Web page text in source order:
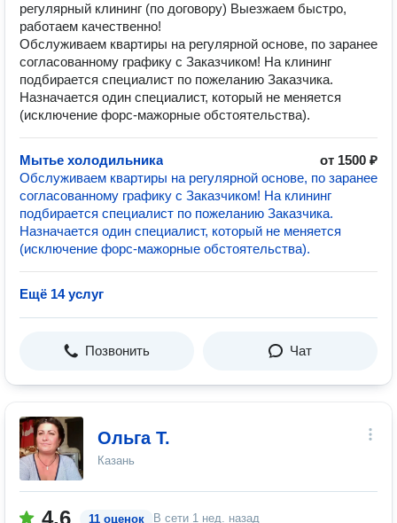
регулярный клининг (по договору) Выезжаем быстро,
работаем качественно!
Обслуживаем квартиры на регулярной основе, по заранее
согласованному графику с Заказчиком! На клининг
подбирается специалист по пожеланию Заказчика.
Назначается один специалист, который не меняется
(исключение форс-мажорные обстоятельства).
Мытье холодильника
от 1500 ₽
Обслуживаем квартиры на регулярной основе, по заранее
согласованному графику с Заказчиком! На клининг
подбирается специалист по пожеланию Заказчика.
Назначается один специалист, который не меняется
(исключение форс-мажорные обстоятельства).
Ещё 14 услуг
Позвонить Чат
Ольга Т.
Казань
4.6 11 оценок В сети 1 нед. назад